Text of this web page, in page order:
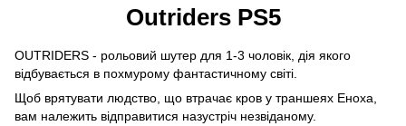
Outriders PS5
OUTRIDERS - рольовий шутер для 1-3 чоловік, дія якого
відбувається в похмурому фантастичному світі.
Щоб врятувати людство, що втрачає кров у траншеях Еноха,
вам належить відправитися назустріч незвіданому.